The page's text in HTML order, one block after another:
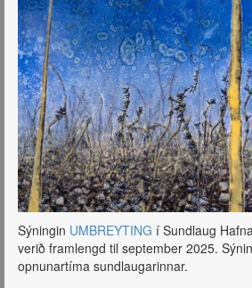
Hágæða prent af málverkum mínum eru
stærðum: 40x50 cm. og 50x70 cm.
Öll þau málverk sem birtast hér á
prentaðar útgáfur og fá sendar hvert
Sjá verð og nánari
upplýsingarhttps://tryggvadottir.com/is/
Sýningin UMBREYTING í Sundlaug
verið framlengd til september 2025.
opnunartíma sundlaugarinnar.